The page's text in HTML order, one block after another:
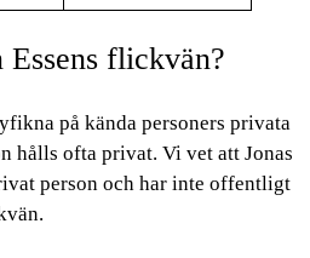
Essens flickvän?
på kända personers privata
hålls ofta privat. Vi vet att Jonas
person och har inte offentligt